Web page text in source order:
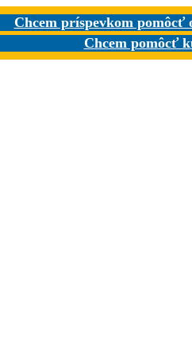
Chcem príspevkom pomôcť
Chcem pomôcť